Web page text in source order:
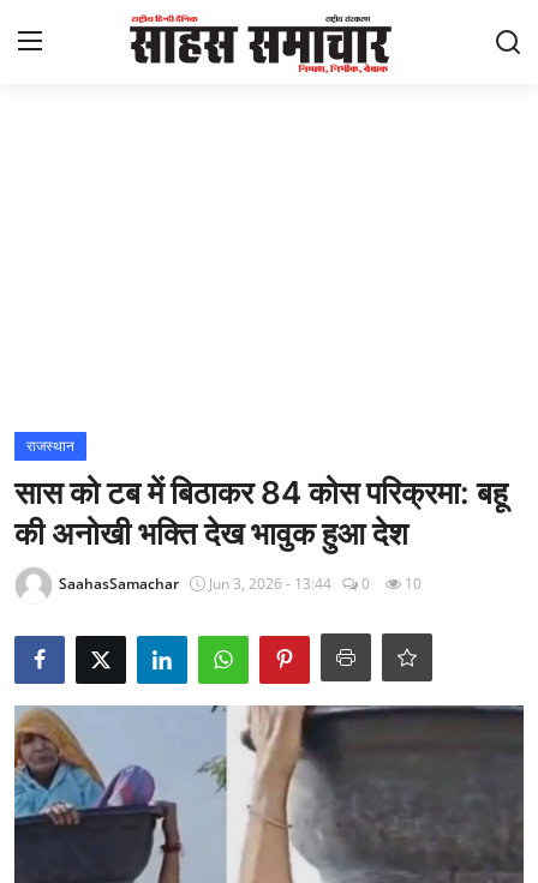
राज्य
अंतराष्ट्रीय
Epaper
धर्म
लाइफस्टाइल
राजस्थान
सास को टब में बिठाकर 84 कोस परिक्रमा: बहू
की अनोखी भक्ति देख भावुक हुआ देश
SaahasSamachar Jun 3, 2026 - 13:44 0 10